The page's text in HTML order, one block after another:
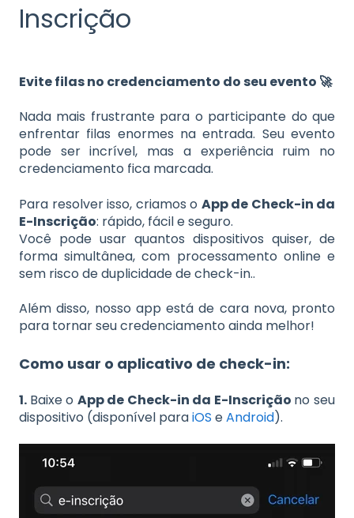
Inscrição
Evite filas no credenciamento do seu evento 🚀
Nada mais frustrante para o participante do que
enfrentar filas enormes na entrada. Seu evento
pode ser incrível, mas a experiência ruim no
credenciamento fica marcada.
Para resolver isso, criamos o App de Check-in da
E-Inscrição: rápido, fácil e seguro.
Você pode usar quantos dispositivos quiser, de
forma simultânea, com processamento online e
sem risco de duplicidade de check-in..
Além disso, nosso app está de cara nova, pronto
para tornar seu credenciamento ainda melhor!
Como usar o aplicativo de check-in:
1. Baixe o App de Check-in da E-Inscrição no seu
dispositivo (disponível paraiOS eAndroid).